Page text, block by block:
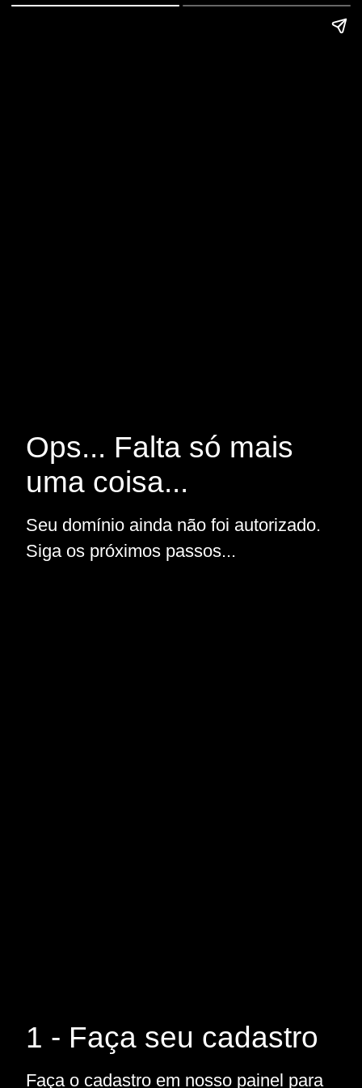
Ops... Falta só mais
uma coisa...
Seu domínio ainda não foi autorizado.
Siga os próximos passos...
1 - Faça seu cadastro
Faça o cadastro em nosso painel para